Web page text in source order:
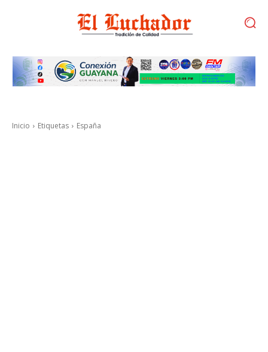
Inicio Etiquetas España